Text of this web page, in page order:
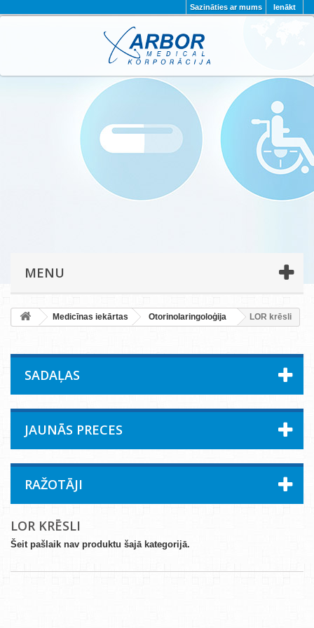
Ienākt
Sazināties ar mums
PAR MUMS PROJEKTI
KONTAKTI
PRIVĀTUMA POLITIKA
MENU
Medicīnas iekārtas Otorinolaringoloģija LOR krēsli
SADAĻAS
JAUNĀS PRECES
RAŽOTĀJI
LOR KRĒSLI
Šeit pašlaik nav produktu šajā kategorijā.